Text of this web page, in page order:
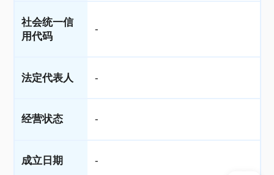
社会统一信
用代码
-
法定代表人 -
经营状态 -
成立日期 -